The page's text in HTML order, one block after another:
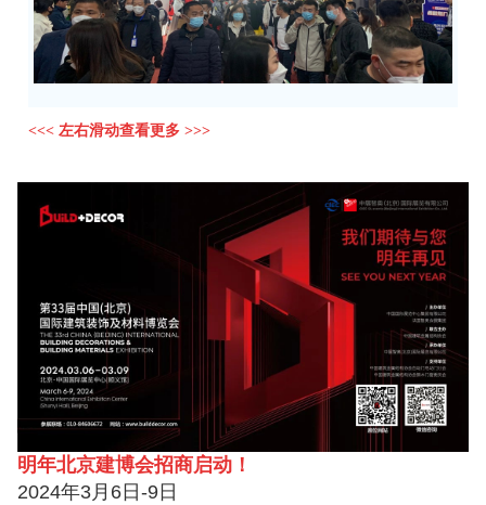
<<< 左右滑动查看更多 >>>
明年北京建博会招商启动！
2024年3月6日-9日